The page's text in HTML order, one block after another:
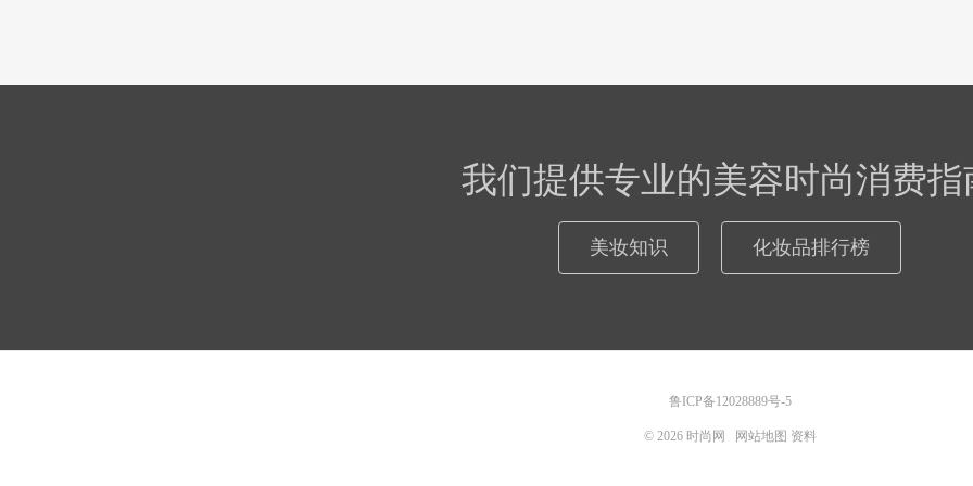
我们提供专业的美容时尚消费指
美妆知识 化妆品排行榜
鲁ICP备12028889号-5
© 2026 时尚网 网站地图 资料